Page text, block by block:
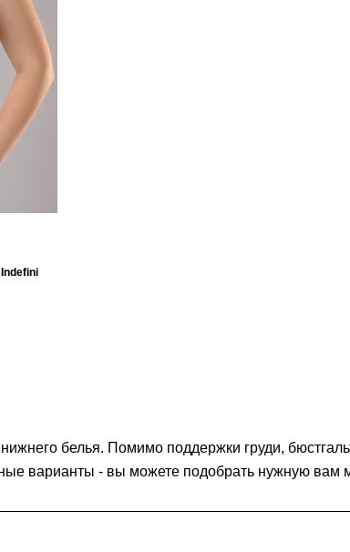
белья. Помимо поддержки груди,
варианты - вы можете подобрать нужную вам